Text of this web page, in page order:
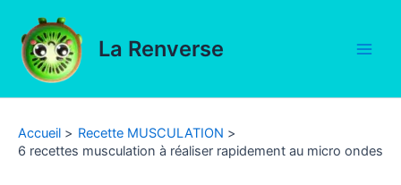
contenu
La Renverse
Accueil
Recette MUSCULATION
6 recettes musculation à réaliser rapidement au micro ondes